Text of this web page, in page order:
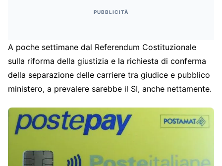
PUBBLICITÀ
A poche settimane dal Referendum Costituzionale
sulla riforma della giustizia e la richiesta di conferma
della separazione delle carriere tra giudice e pubblico
ministero, a prevalere sarebbe il SI, anche nettamente.